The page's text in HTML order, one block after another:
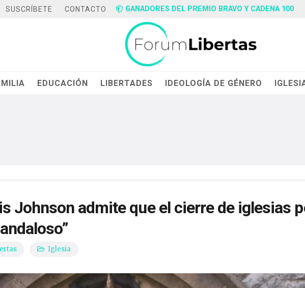
SUSCRÍBETE CONTACTO GANADORES DEL PREMIO BRAVO Y CADENA 100
EDUCACIÓN LIBERTADES IDEOLOGÍA DE GÉNERO
Johnson admite que el cierre de iglesias
Iglesia